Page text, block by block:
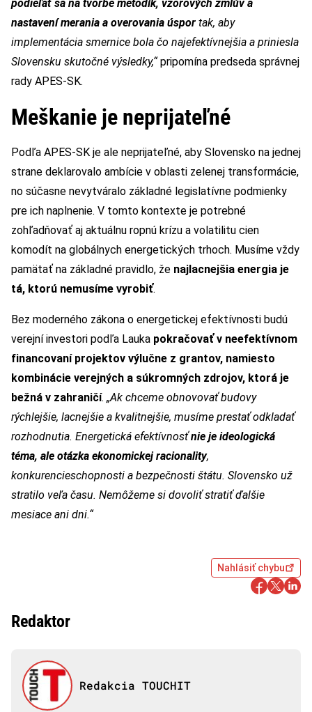
podieľať sa na tvorbe metodík, vzorových zmlúv a
nastavení merania a overovania úspor tak, aby
implementácia smernice bola čo najefektívnejšia a priniesla
Slovensku skutočné výsledky,“pripomína predseda správnej
rady APES-SK.
Meškanie je neprijateľné
Podľa APES-SK je ale neprijateľné, aby Slovensko na jednej
strane deklarovalo ambície v oblasti zelenej transformácie,
no súčasne nevytváralo základné legislatívne podmienky
pre ich naplnenie. V tomto kontexte je potrebné
zohľadňovať aj aktuálnu ropnú krízu a volatilitu cien
komodít na globálnych energetických trhoch. Musíme vždy
pamätať na základné pravidlo, že najlacnejšia energia je
tá, ktorú nemusíme vyrobiť.
Bez moderného zákona o energetickej efektívnosti budú
verejní investori podľa Lauka pokračovať v neefektívnom
financovaní projektov výlučne z grantov, namiesto
kombinácie verejných a súkromných zdrojov, ktorá je
bežná v zahraničí. „Ak chceme obnovovať budovy
rýchlejšie, lacnejšie a kvalitnejšie, musíme prestať odkladať
rozhodnutia. Energetická efektívnosťnie je ideologická
téma, ale otázka ekonomickej racionality,
konkurencieschopnosti a bezpečnosti štátu. Slovensko už
stratilo veľa času. Nemôžeme si dovoliť stratiť ďalšie
mesiace ani dni.“
Nahlásiť chybu
Redaktor
Redakcia TOUCHIT